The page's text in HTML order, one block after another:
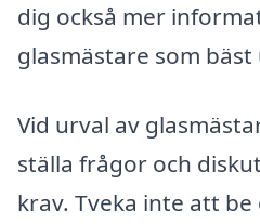
dig också mer
glasmästare som
Vid urval av
ställa frågor och
krav. Tveka inte att